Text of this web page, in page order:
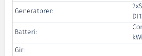
Generatorer:
Batteri:
Gir: